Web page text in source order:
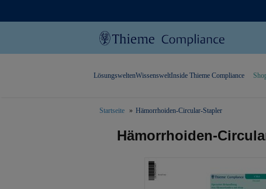
LösungsweltenWissensweltInside Thieme Compliance
Startseite Hämorrhoiden-Circular-Stapler
Hämorrhoiden-